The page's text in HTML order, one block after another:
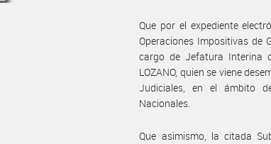
Que por el expediente
Operaciones Impositivas de
cargo de Jefatura Interina
LOZANO, quien se viene
Judiciales, en el ámbito
Nacionales.
Que asimismo, la citada